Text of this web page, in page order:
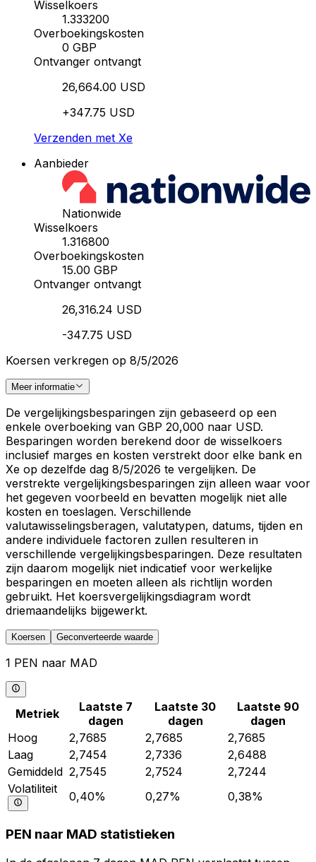
Wisselkoers
1.333200
Overboekingskosten
0 GBP
Ontvanger ontvangt
26,664.00 USD
+347.75 USD
Verzenden met Xe
Aanbieder
Nationwide
Wisselkoers
1.316800
Overboekingskosten
15.00 GBP
Ontvanger ontvangt
26,316.24 USD
-347.75 USD
Koersen verkregen op 8/5/2026
Meer informatie
De vergelijkingsbesparingen zijn gebaseerd op een
enkele overboeking van GBP 20,000 naar USD.
Besparingen worden berekend door de wisselkoers
inclusief marges en kosten verstrekt door elke bank en
Xe op dezelfde dag 8/5/2026 te vergelijken. De
verstrekte vergelijkingsbesparingen zijn alleen waar voor
het gegeven voorbeeld en bevatten mogelijk niet alle
kosten en toeslagen. Verschillende
valutawisselingsberagen, valutatypen, datums, tijden en
andere individuele factoren zullen resulteren in
verschillende vergelijkingsbesparingen. Deze resultaten
zijn daarom mogelijk niet indicatief voor werkelijke
besparingen en moeten alleen als richtlijn worden
gebruikt. Het koersvergelijkingsdiagram wordt
driemaandelijks bijgewerkt.
Koersen Geconverteerde waarde
1 PEN naar MAD
Metriek
Laatste 7
dagen
Laatste 30
dagen
Laatste 90
dagen
Hoog
2,7685 2,7685
2,7685
Laag
2,7454 2,7336
2,6488
Gemiddeld 2,7545 2,7524
2,7244
Volatiliteit
0,40% 0,27% 0,38%
PEN naar MAD statistieken